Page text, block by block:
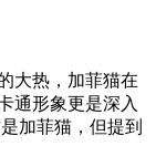
大热，加菲猫在
通形象更是深入
加菲猫，但提到